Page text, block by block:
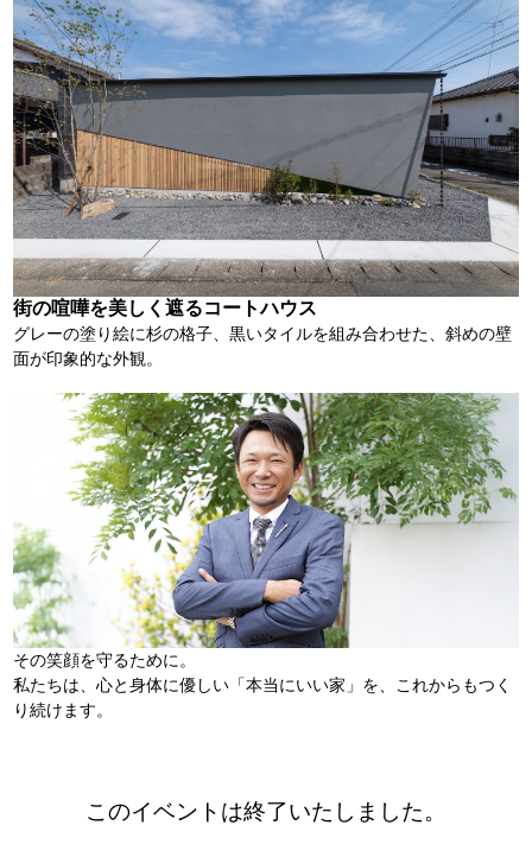
街の喧嘩を美しく遮るコートハウス
グレーの塗り絵に杉の格子、黒いタイルを組み合わせた、斜めの壁
面が印象的な外観。
その笑顔を守るために。
私たちは、心と身体に優しい「本当にいい家」を、これからもつく
り続けます。
このイベントは終了いたしました。